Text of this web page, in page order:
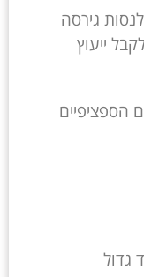
גירסה
ייעוץ
הספציפיים
גדול